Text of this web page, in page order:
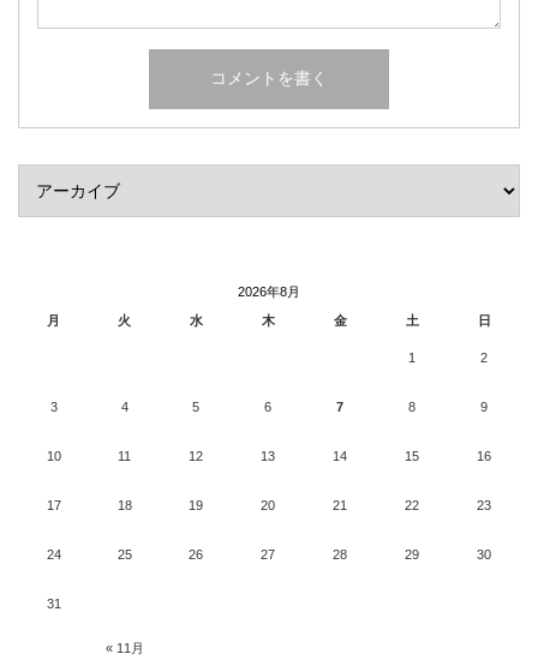
2026年8月
月
火 水 木 金 土 日
« 11月
1 2
3 4 5 6 7 8 9
10 11 12 13 14 15 16
17 18 19 20 21 22 23
24 25 26 27 28 29 30
31